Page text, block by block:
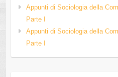
h
a
n
Appunti di Sociologia della
Parte I
Appunti di Sociologia della
Parte I